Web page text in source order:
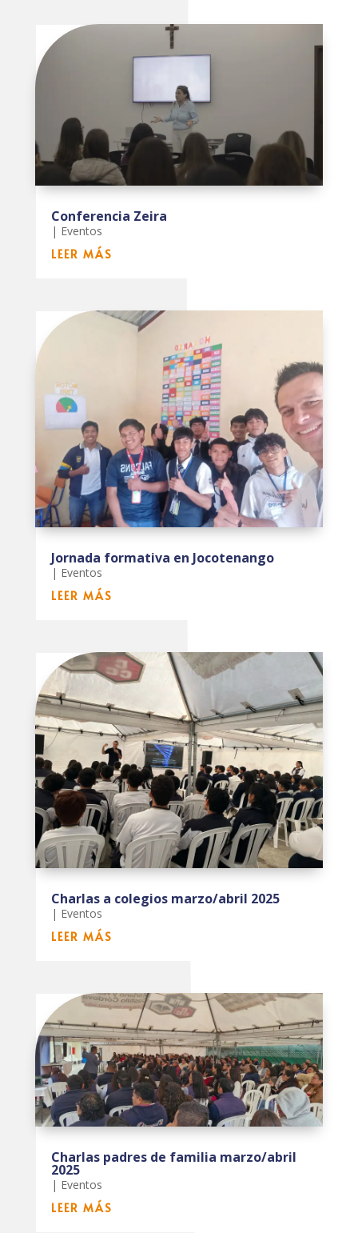
Conferencia Zeira
| Eventos
LEER MÁS
Jornada formativa en Jocotenango
| Eventos
LEER MÁS
Charlas a colegios marzo/abril 2025
| Eventos
LEER MÁS
Charlas padres de familia marzo/abril
2025
| Eventos
LEER MÁS